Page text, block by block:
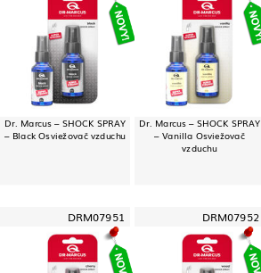
Dr. Marcus – SHOCK SPRAY
– Black Osviežovač vzduchu
Dr. Marcus – SHOCK SPRAY
– Vanilla Osviežovač
vzduchu
DRM07951 DRM07952